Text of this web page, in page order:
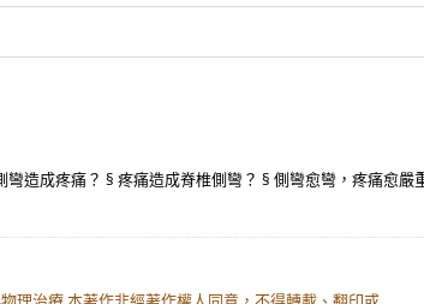
造成疼痛？ § 疼痛造成脊椎側彎？ § 側彎愈彎，疼痛愈嚴